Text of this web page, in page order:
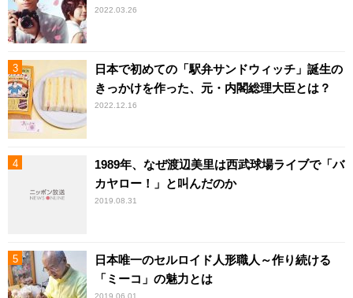
2022.03.26
日本で初めての「駅弁サンドウィッチ」誕生の
きっかけを作った、元・内閣総理大臣とは？
2022.12.16
1989年、なぜ渡辺美里は西武球場ライブで「バ
カヤロー！」と叫んだのか
2019.08.31
日本唯一のセルロイド人形職人～作り続ける
「ミーコ」の魅力とは
2019.06.01